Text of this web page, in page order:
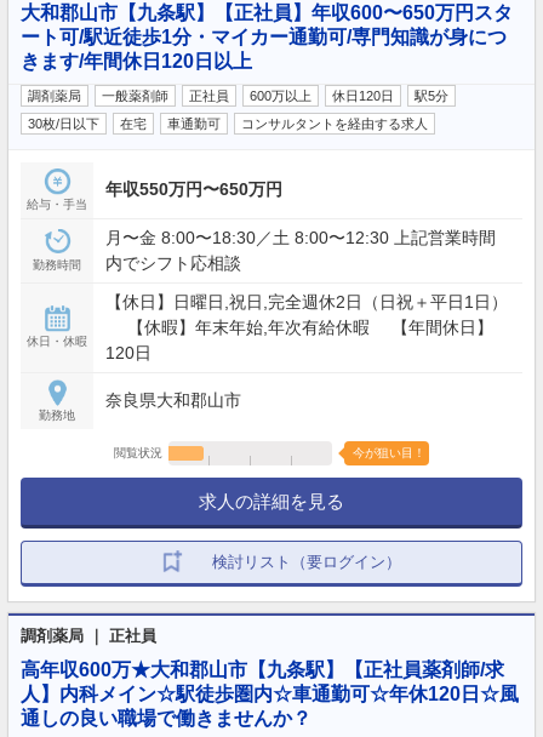
大和郡山市【九条駅】【正社員】年収600〜650万円スタ
ート可/駅近徒歩1分・マイカー通勤可/専門知識が身につ
きます/年間休日120日以上
調剤薬局 一般薬剤師 正社員 600万以上 休日120日
駅5分
30枚/日以下
在宅 車通勤可 コンサルタントを経由する求人
給与・手当
年収550万円〜650万円
勤務時間
月〜金 8:00〜18:30／土 8:00〜12:30 上記営業時間
内でシフト応相談
休日・休暇
【休日】日曜日,祝日,完全週休2日（日祝＋平日1日）
【休暇】年末年始,年次有給休暇 【年間休日】
120日
勤務地
奈良県大和郡山市
閲覧状況 今が狙い目！
求人の詳細を見る
検討リスト（要ログイン）
調剤薬局 ｜ 正社員
高年収600万★大和郡山市【九条駅】【正社員薬剤師/求
人】内科メイン☆駅徒歩圏内☆車通勤可☆年休120日☆風
通しの良い職場で働きませんか？